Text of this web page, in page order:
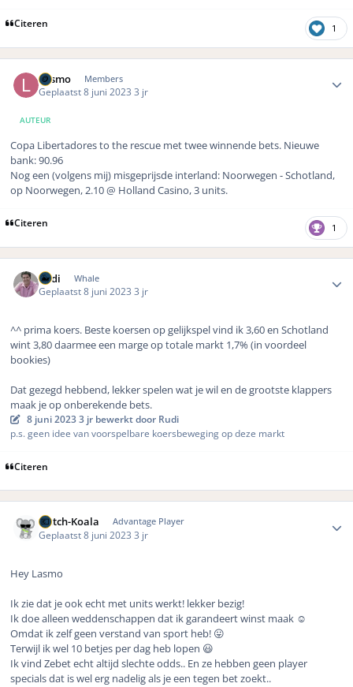
Citeren 1
Lasmo Members
Geplaatst8 juni 2023 3 jr
AUTEUR
Copa Libertadores to the rescue met twee winnende bets. Nieuwe
bank: 90.96
Nog een (volgens mij) misgeprijsde interland: Noorwegen - Schotland,
op Noorwegen, 2.10 @ Holland Casino, 3 units.
Citeren 1
Rudi Whale
Geplaatst8 juni 2023 3 jr
^^ prima koers. Beste koersen op gelijkspel vind ik 3,60 en Schotland
wint 3,80 daarmee een marge op totale markt 1,7% (in voordeel
bookies)
Dat gezegd hebbend, lekker spelen wat je wil en de grootste klappers
maak je op onberekende bets.
8 juni 20233 jr bewerkt door Rudi
p.s. geen idee van voorspelbare koersbeweging op deze markt
Citeren
Dutch-Koala Advantage Player
Geplaatst8 juni 2023 3 jr
Hey Lasmo
Ik zie dat je ook echt met units werkt! lekker bezig!
Ik doe alleen weddenschappen dat ik garandeert winst maak ☺️
Omdat ik zelf geen verstand van sport heb! 😛
Terwijl ik wel 10 betjes per dag heb lopen 😃
Ik vind Zebet echt altijd slechte odds.. En ze hebben geen player
specials dat is wel erg nadelig als je een tegen bet zoekt..